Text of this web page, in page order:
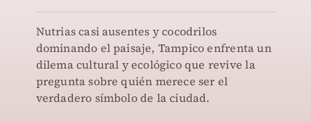
Nutrias casi ausentes y cocodrilos
dominando el paisaje, Tampico enfrenta un
dilema cultural y ecológico que revive la
pregunta sobre quién merece ser el
verdadero símbolo de la ciudad.